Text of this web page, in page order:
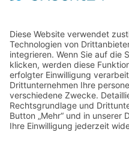
Home Kontakt
Datenschutzerklärung